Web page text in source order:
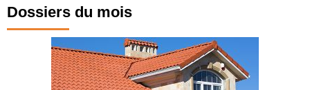
Dossiers du mois